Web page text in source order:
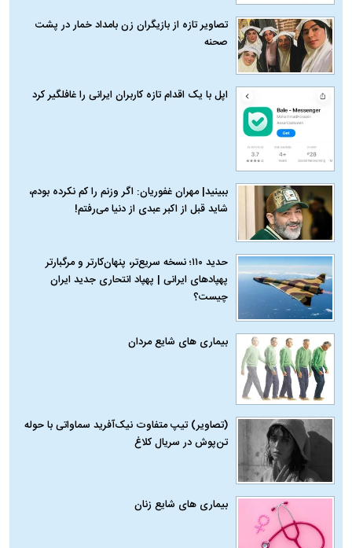
تصاویر تازه از بازیگران زن بامداد خمار در پشت
صحنه
اپل با یک اقدام تازه کاربران ایرانی را غافلگیر کرد
ببینید| مهران غفوریان: اگر وزنم را کم نکرده بودم،
شاید قبل از اکبر عبدی از دنیا می‌رفتم!
حدید ۱۱۰؛ نسخه سریع‌تر، پنهان‌کارتر و مرگبارتر
پهپادهای ایرانی | پهپاد انتحاری جدید ایران
چیست؟
بیماری‌ های شایع مردان
(تصاویر) تیپ متفاوت نیک‌آفرید سماواتی با حوله
تن‌پوش در سریال کلاغ
بیماری‌ های شایع زنان